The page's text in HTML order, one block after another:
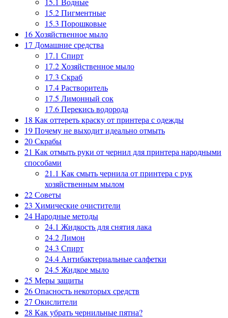
15.2Пигментные
15.3 Порошковые
16 Хозяйственное мыло
17 Домашние средства
17.1 Спирт
17.2 Хозяйственное мыло
17.3 Скраб
17.4Растворитель
17.5 Лимонный сок
17.6Перекись водорода
18 Как оттереть краску от принтера с одежды
19Почему не выходит идеально отмыть
20Скрабы
21 Как отмыть руки от чернил для принтера народными
способами
21.1 Как смыть чернила от принтера с рук
хозяйственным мылом
22Советы
23 Химические очистители
24Народные методы
24.1 Жидкость для снятия лака
24.2Лимон
24.3 Спирт
24.4 Антибактериальные салфетки
24.5 Жидкое мыло
25 Меры защиты
26Опасность некоторых средств
27 Окислители
28 Как убрать чернильные пятна?